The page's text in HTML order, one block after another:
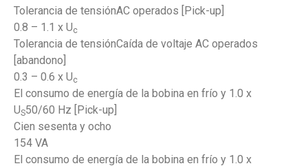
Tolerancia de tensiónAC operados [Pick-up]
0.8 – 1.1 x Uc
Tolerancia de tensiónCaída de voltaje AC operados
[abandono]
0.3 – 0.6 x Uc
El consumo de energía de la bobina en frío y 1.0 x
US50/60 Hz [Pick-up]
Cien sesenta y ocho
154 VA
El consumo de energía de la bobina en frío y 1.0 x